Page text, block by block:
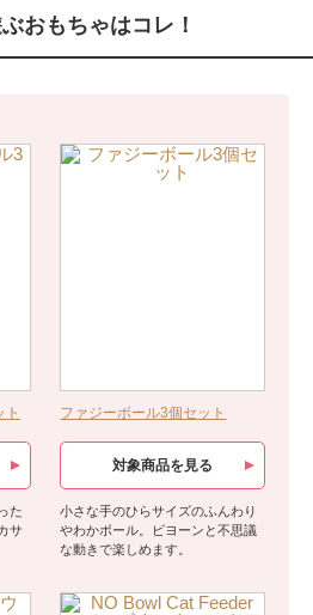
おもちゃはコレ！
ト
た
サ
ファジーボール3個セット
対象商品を見る
小さな手のひらサイズのふんわり
やわかボール。ビヨーンと不思議
な動きで楽しめます。